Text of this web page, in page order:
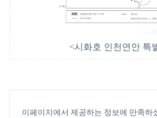
<시화호 인천연안 특
이페이지에서 제공하는 정보에 만족하